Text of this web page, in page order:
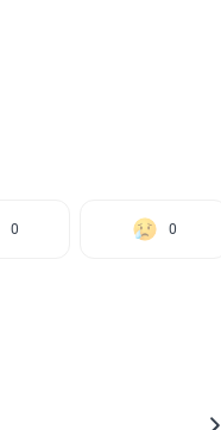
0 0